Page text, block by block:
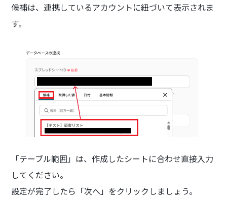
候補は、連携しているアカウントに紐づいて表示されま
す。
「テーブル範囲」は、作成したシートに合わせ直接入力
してください。
設定が完了したら「次へ」をクリックしましょう。